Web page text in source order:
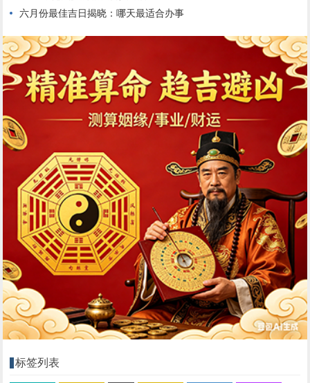
六月份最佳吉日揭晓：哪天最适合办事
标签列表